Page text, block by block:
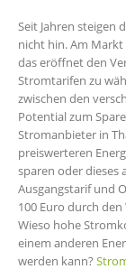
Seit Jahren steigen
nicht hin. Am
das eröffnet den
Stromtarifen zu
zwischen den
Potential zum
Stromanbieter in
preiswerteren
sparen oder dieses
Ausgangstarif und
100 Euro durch
Wieso hohe
einem anderen
werden kann?